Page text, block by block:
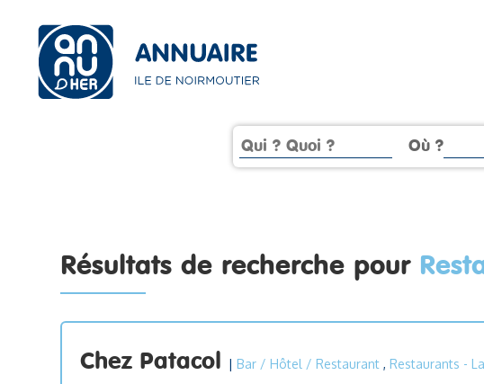
Où ?
Résultats de recherche pour
Chez Patacol |Bar / Hôtel / Restaurant ,Restaurants -